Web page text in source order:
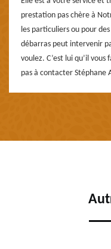
prestation pas chère à
les particuliers ou pour
débarras peut intervenir
voulez. C’est lui qu’il
pas à contacter Stéphane